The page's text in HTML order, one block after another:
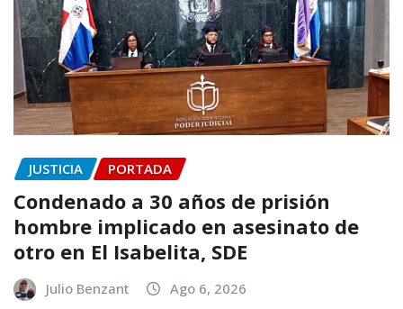
JUSTICIA PORTADA
Condenado a 30 años de prisión
hombre implicado en asesinato de
otro en El Isabelita, SDE
Julio Benzant Ago 6, 2026